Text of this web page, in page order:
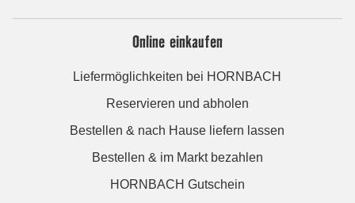
Online einkaufen
Liefermöglichkeiten bei HORNBACH
Reservieren und abholen
Bestellen & nach Hause liefern lassen
Bestellen & im Markt bezahlen
HORNBACH Gutschein